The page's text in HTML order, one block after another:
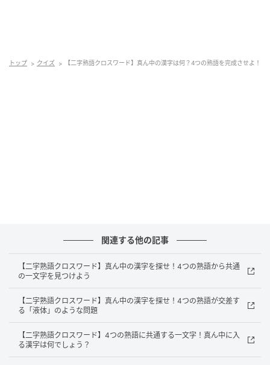
料、泉水（せんすい）は泉から湧き出る水、水面（み
※複数の正解を持つ場合もございます。あくまでも一
例のご紹介に留まることを、ご了承ください。
元記事で読む
次の記事
【四字熟語穴埋め】知ってたら語彙力上級
者！□途半□に入る漢字は？
トップ クイズ 【二字熟語クロスワード】真ん中の漢字は何？4つの熟語を完成させよ！
関連する他の記事
【二字熟語クロスワード】真ん中の漢字を探せ！4つの熟語から共通
の一文字を見つけよう
【二字熟語クロスワード】真ん中の漢字を探せ！4つの熟語が交差す
る「液体」のような問題
【二字熟語クロスワード】4つの熟語に共通する一文字！真ん中に入
る漢字は何でしょう？